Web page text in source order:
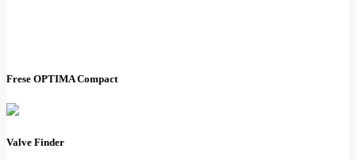
Frese OPTIMA Compact
Valve Finder